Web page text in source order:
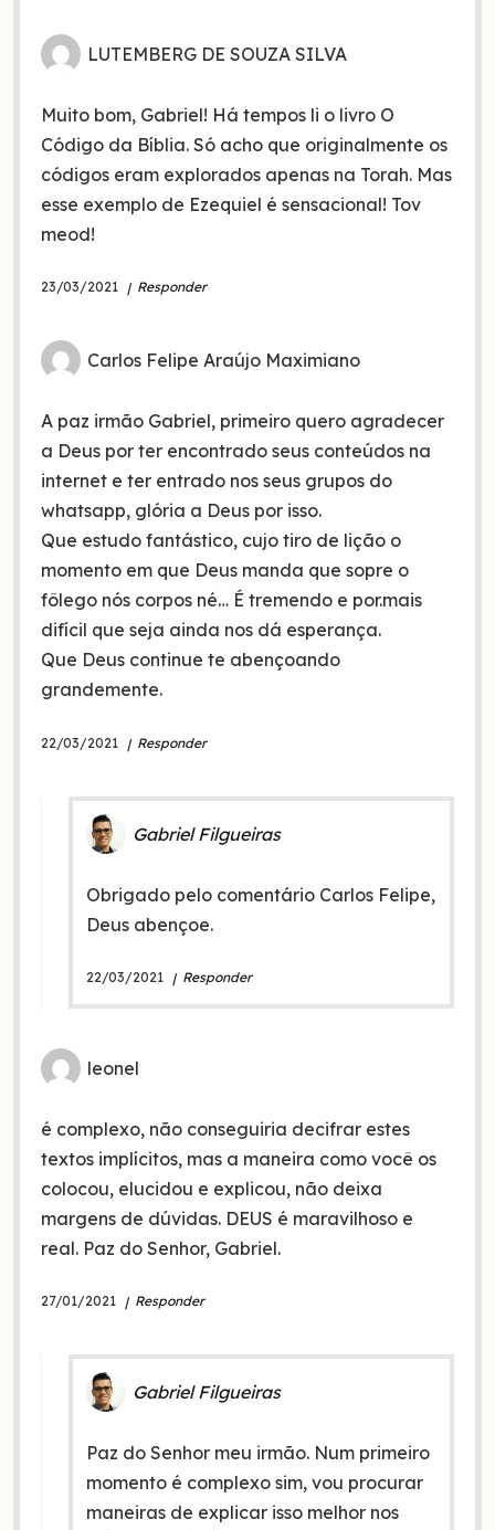
LUTEMBERG DE SOUZA SILVA
Muito bom, Gabriel! Há tempos li o livro O
Código da Bíblia. Só acho que originalmente os
códigos eram explorados apenas na Torah. Mas
esse exemplo de Ezequiel é sensacional! Tov
meod!
23/03/2021 Responder
Carlos Felipe Araújo Maximiano
A paz irmão Gabriel, primeiro quero agradecer
a Deus por ter encontrado seus conteúdos na
internet e ter entrado nos seus grupos do
whatsapp, glória a Deus por isso.
Que estudo fantástico, cujo tiro de lição o
momento em que Deus manda que sopre o
fôlego nós corpos né… É tremendo e por.mais
difícil que seja ainda nos dá esperança.
Que Deus continue te abençoando
grandemente.
22/03/2021 Responder
Gabriel Filgueiras
Obrigado pelo comentário Carlos Felipe,
Deus abençoe.
22/03/2021 Responder
leonel
é complexo, não conseguiria decifrar estes
textos implícitos, mas a maneira como você os
colocou, elucidou e explicou, não deixa
margens de dúvidas. DEUS é maravilhoso e
real. Paz do Senhor, Gabriel.
27/01/2021 Responder
Gabriel Filgueiras
Paz do Senhor meu irmão. Num primeiro
momento é complexo sim, vou procurar
maneiras de explicar isso melhor nos